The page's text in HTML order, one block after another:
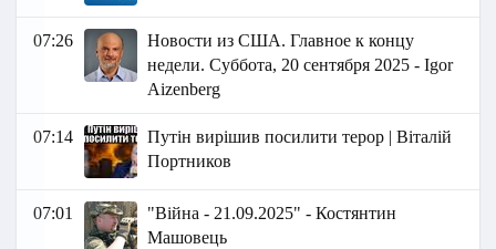
07:26
Новости из США. Главное к концу
недели. Суббота, 20 сентября 2025 - Igor
Aizenberg
07:14
Путін вирішив посилити терор | Віталій
Портников
07:01
"Війна - 21.09.2025" - Костянтин
Машовець